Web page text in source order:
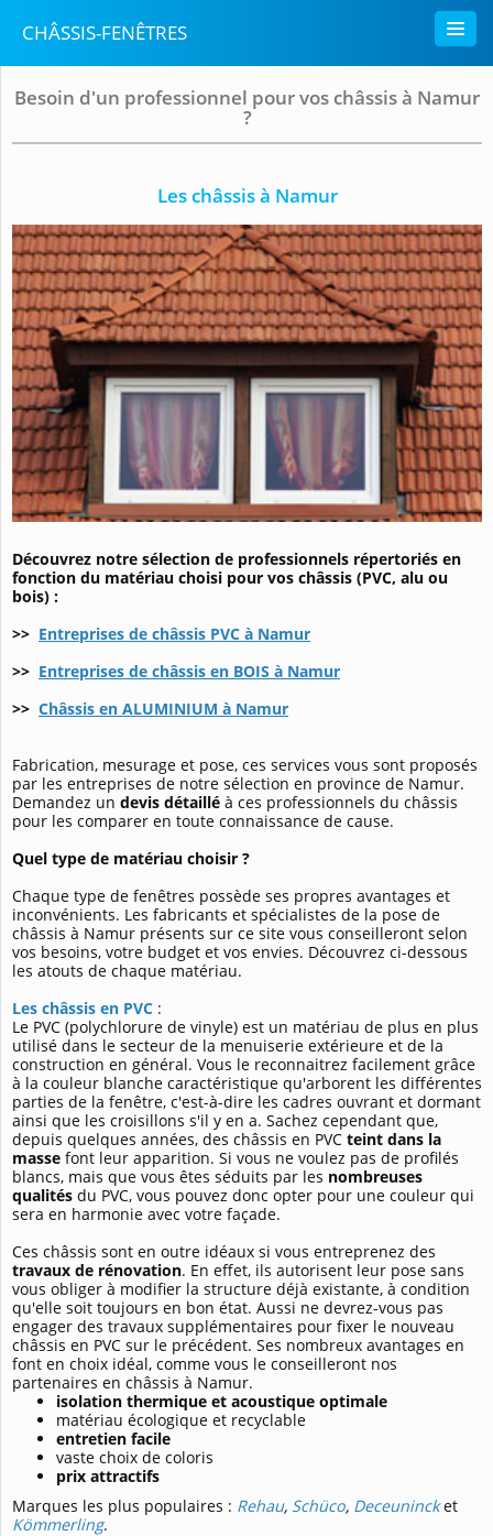
CHÂSSIS-FENÊTRES
Besoin d'un professionnel pour vos châssis à Namur
?
Les châssis à Namur
Découvrez notre sélection de professionnels répertoriés en
fonction du matériau choisi pour vos châssis (PVC, alu ou
bois) :
>> Entreprises de châssis PVC à Namur
>> Entreprises de châssis en BOIS à Namur
>> Châssis en ALUMINIUM à Namur
Fabrication, mesurage et pose, ces services vous sont proposés
par les entreprises de notre sélection en province de Namur.
Demandez un devis détaillé à ces professionnels du châssis
pour les comparer en toute connaissance de cause.
Quel type de matériau choisir ?
Chaque type de fenêtres possède ses propres avantages et
inconvénients. Les fabricants et spécialistes de la pose de
châssis à Namur présents sur ce site vous conseilleront selon
vos besoins, votre budget et vos envies. Découvrez ci-dessous
les atouts de chaque matériau.
Les châssis en PVC :
Le PVC (polychlorure de vinyle) est un matériau de plus en plus
utilisé dans le secteur de la menuiserie extérieure et de la
construction en général. Vous le reconnaitrez facilement grâce
à la couleur blanche caractéristique qu'arborent les différentes
parties de la fenêtre, c'est-à-dire les cadres ouvrant et dormant
ainsi que les croisillons s'il y en a. Sachez cependant que,
depuis quelques années, des châssis en PVC teint dans la
masse font leur apparition. Si vous ne voulez pas de profilés
blancs, mais que vous êtes séduits par les nombreuses
qualités du PVC, vous pouvez donc opter pour une couleur qui
sera en harmonie avec votre façade.
Ces châssis sont en outre idéaux si vous entreprenez des
travaux de rénovation. En effet, ils autorisent leur pose sans
vous obliger à modifier la structure déjà existante, à condition
qu'elle soit toujours en bon état. Aussi ne devrez-vous pas
engager des travaux supplémentaires pour fixer le nouveau
châssis en PVC sur le précédent. Ses nombreux avantages en
font en choix idéal, comme vous le conseilleront nos
partenaires en châssis à Namur.
isolation thermique et acoustique optimale
matériau écologique et recyclable
entretien facile
vaste choix de coloris
prix attractifs
Marques les plus populaires : Rehau, Schüco, Deceunincket
Kömmerling.